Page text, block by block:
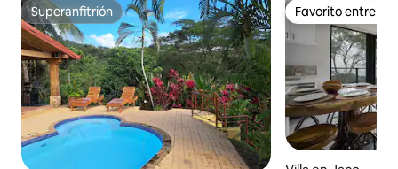
Superanfitrión
Superanfitrión Favorito entre
Favorito entre